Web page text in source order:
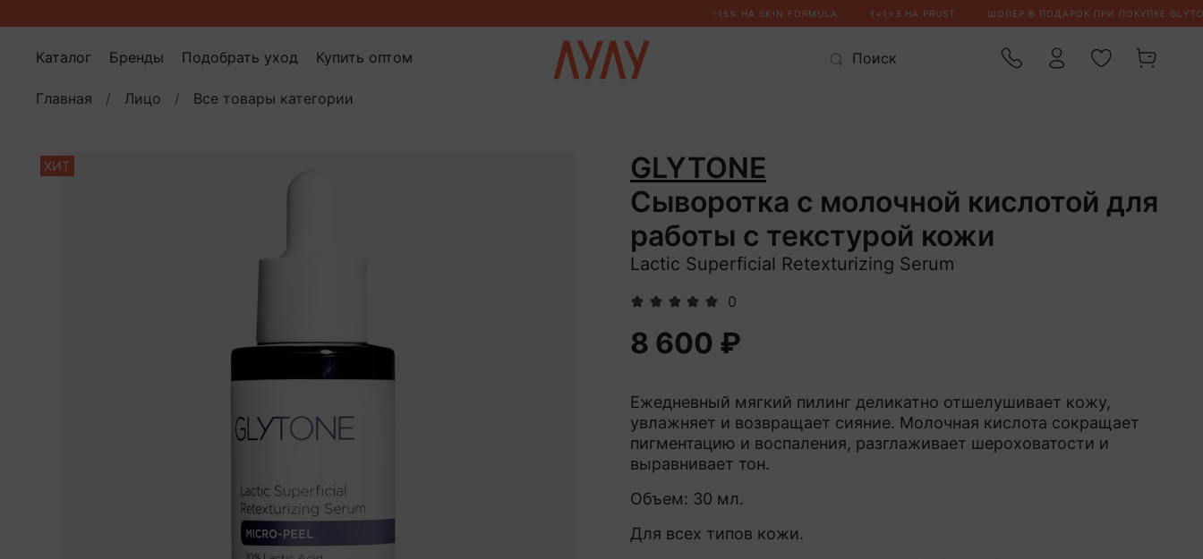
Каталог Бренды Подобрать уход Купить оптом
Главная Лицо Все товары категории
ХИТ
0
GLYTONE
Сыворотка с молочной кислотой для
работы с текстурой кожи
Lactic Superficial Retexturizing Serum
8 600 ₽
Ежедневный мягкий пилинг деликатно отшелушивает кожу,
увлажняет и возвращает сияние. Молочная кислота сокращает
пигментацию и воспаления, разглаживает шероховатости и
выравнивает тон.
Объем: 30 мл.
Для всех типов кожи.